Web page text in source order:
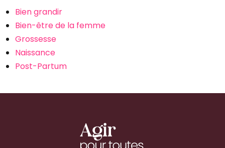
Bien grandir
Bien-être de la femme
Grossesse
Naissance
Post-Partum